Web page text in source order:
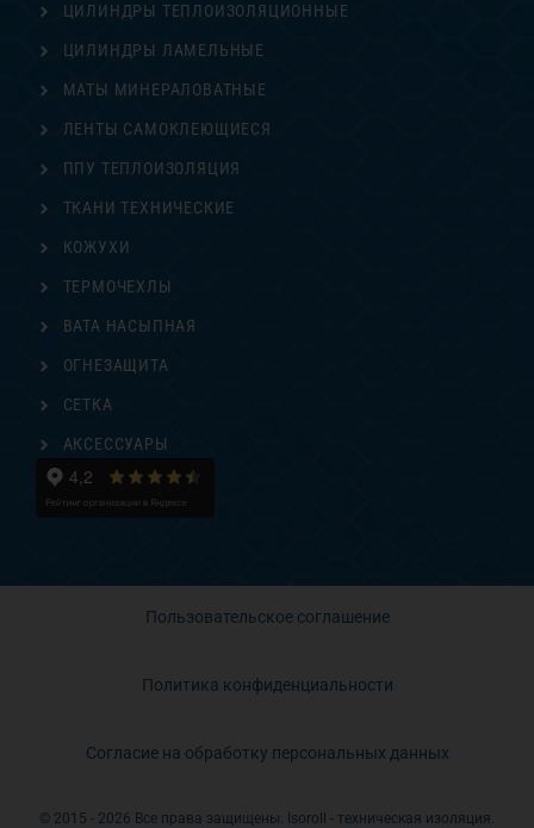
ЦИЛИНДРЫ ТЕПЛОИЗОЛЯЦИОННЫЕ
ЦИЛИНДРЫ ЛАМЕЛЬНЫЕ
МАТЫ МИНЕРАЛОВАТНЫЕ
ЛЕНТЫ САМОКЛЕЮЩИЕСЯ
ППУ ТЕПЛОИЗОЛЯЦИЯ
ТКАНИ ТЕХНИЧЕСКИЕ
КОЖУХИ
ТЕРМОЧЕХЛЫ
ВАТА НАСЫПНАЯ
ОГНЕЗАЩИТА
СЕТКА
АКСЕССУАРЫ
Пользовательское соглашение
Политика конфиденциальности
Согласие на обработку персональных данных
© 2015 - 2026 Все права защищены. Isoroll - техническая изоляция.